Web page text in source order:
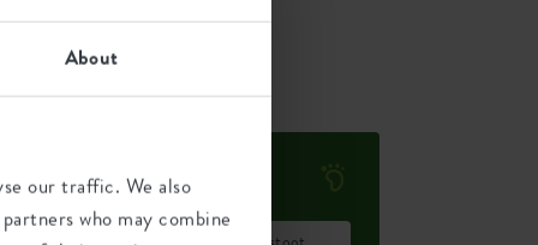
About
our traffic. We also
who may combine
voetafdruk